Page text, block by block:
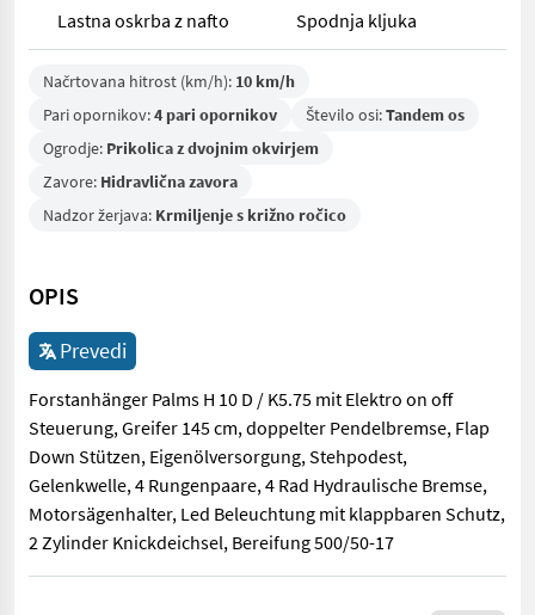
Lastna oskrba z nafto
Spodnja kljuka
Načrtovana hitrost (km/h): 10 km/h
Pari opornikov:4 pari opornikov Število osi:Tandem os
Ogrodje: Prikolica z dvojnim okvirjem
Zavore: Hidravlična zavora
Nadzor žerjava: Krmiljenje s križno ročico
OPIS
Prevedi
Forstanhänger Palms H 10 D / K5.75 mit Elektro on off
Steuerung, Greifer 145 cm, doppelter Pendelbremse, Flap
Down Stützen, Eigenölversorgung, Stehpodest,
Gelenkwelle, 4 Rungenpaare, 4 Rad Hydraulische Bremse,
Motorsägenhalter, Led Beleuchtung mit klappbaren Schutz,
2 Zylinder Knickdeichsel, Bereifung 500/50-17
Forstanhänger Palms H 10 D / K5.75 mit Elektro on off